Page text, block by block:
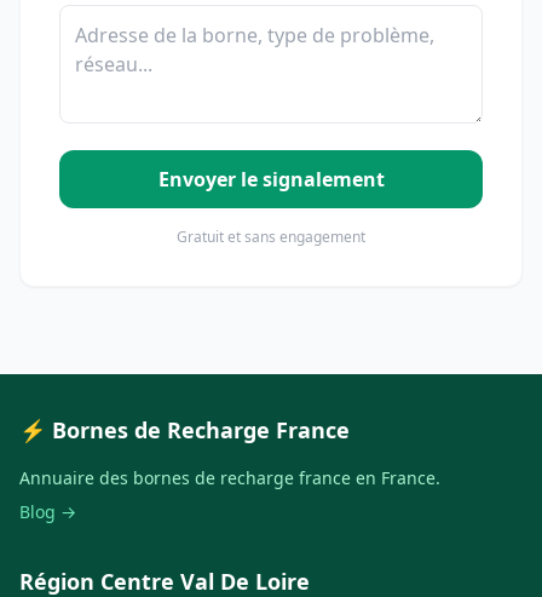
Envoyer le signalement
Gratuit et sans engagement
⚡ Bornes de Recharge France
Annuaire des bornes de recharge france en France.
Blog →
Région Centre Val De Loire